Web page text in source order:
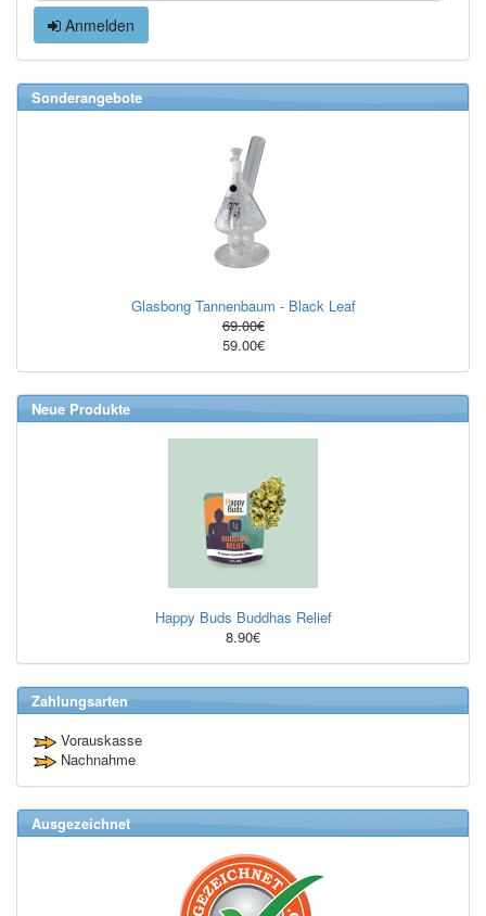
Anmelden
Sonderangebote
Glasbong Tannenbaum - Black Leaf
69.00€
59.00€
Neue Produkte
Happy Buds Buddhas Relief
8.90€
Zahlungsarten
Vorauskasse
Nachnahme
Ausgezeichnet